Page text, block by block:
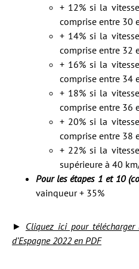
+ 12% si la
comprise entre 30
+ 14% si la
comprise entre 32
+ 16% si la
comprise entre 34
+ 18% si la
comprise entre 36
+ 20% si la
comprise entre 38
+ 22% si la
supérieure à 40
Pour les étapes 1 et 10
vainqueur + 35%
► Cliquez ici pour
d’Espagne 2022en PDF